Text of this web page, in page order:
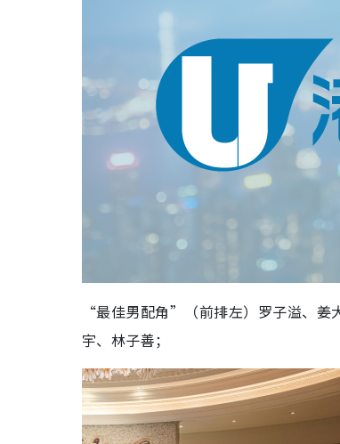
“最佳男配角”（前排左）罗子溢、姜
宇、林子善；